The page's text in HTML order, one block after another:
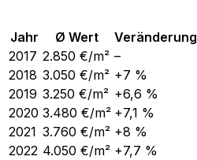
Jahr Ø Wert
Veränderung
2017 2.850 €/m² –
2018 3.050 €/m² +7 %
2019 3.250 €/m² +6,6 %
2020 3.480 €/m² +7,1 %
2021 3.760 €/m² +8 %
2022 4.050 €/m² +7,7 %